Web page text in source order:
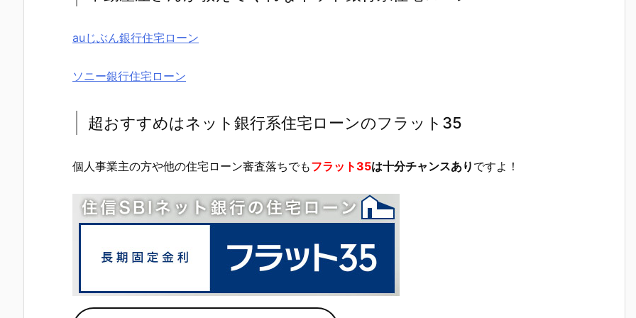
auじぶん銀行住宅ローン
ソニー銀行住宅ローン
超おすすめはネット銀行系住宅ローンのフラット35
個人事業主の方や他の住宅ローン審査落ちでもフラット35は十分チャンスあり ですよ！